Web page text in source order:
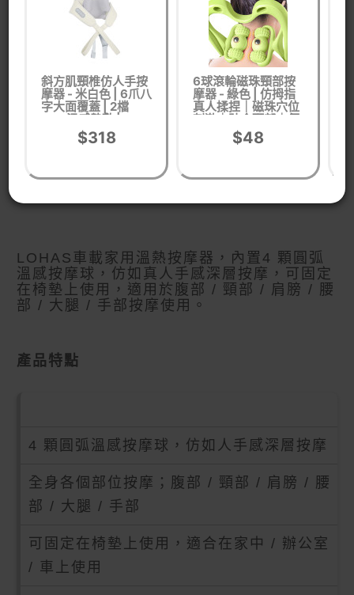
產品介紹
LOHAS車載家用溫熱按摩器，內置4 顆圓弧
溫感按摩球，仿如真人手感深層按摩，可固定
在椅墊上使用，適用於腹部 / 頸部 / 肩膀 / 腰
部 / 大腿 / 手部按摩使用。
產品特點
4 顆圓弧溫感按摩球，仿如人手感深層按摩
全身各個部位按摩；腹部 / 頸部 / 肩膀 / 腰
部 / 大腿 / 手部
可固定在椅墊上使用，適合在家中 / 辦公室
/ 車上使用
斜方肌頸椎仿人手按
摩器 - 米白色 | 6爪八
字大面覆蓋 | 2檔
NTC溫感熱敷 | 45°
斜推黃金爽角
$318
6球滾輪磁珠頸部按
摩器 - 綠色 | 仿拇指
真人揉捏｜磁珠穴位
刺激｜貼合頸部｜便
攜放鬆肩頸
$48